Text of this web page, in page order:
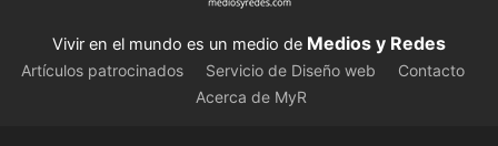
Vivir en el mundo es un medio de Medios y Redes
Artículos patrocinados Servicio de Diseño web
Contacto
Acerca de MyR